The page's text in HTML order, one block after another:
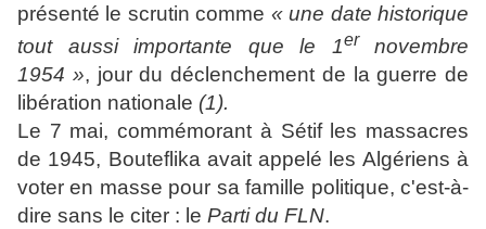
présenté le scrutin comme « une date historique
tout aussi importante que le 1er
novembre
1954 », jour du déclenchement de la guerre de
libération nationale (1).
Le 7 mai, commémorant à Sétif les massacres
de 1945, Bouteflika avait appelé les Algériens à
voter en masse pour sa famille politique, c'est-à-
dire sans le citer : le Parti du FLN.